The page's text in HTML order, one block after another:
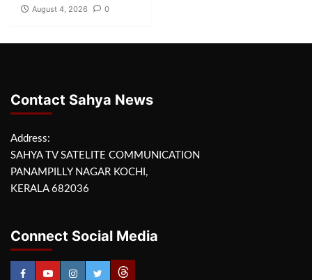
August 4, 2026 0
Contact Sahya News
Address:
SAHYA TV SATELITE COMMUNICATION
PANAMPILLY NAGAR KOCHI,
KERALA 682036
Connect Social Media